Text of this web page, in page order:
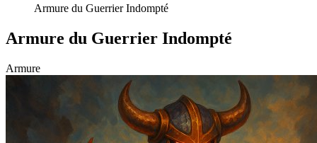
Armure du Guerrier Indompté
Armure du Guerrier Indompté
Armure